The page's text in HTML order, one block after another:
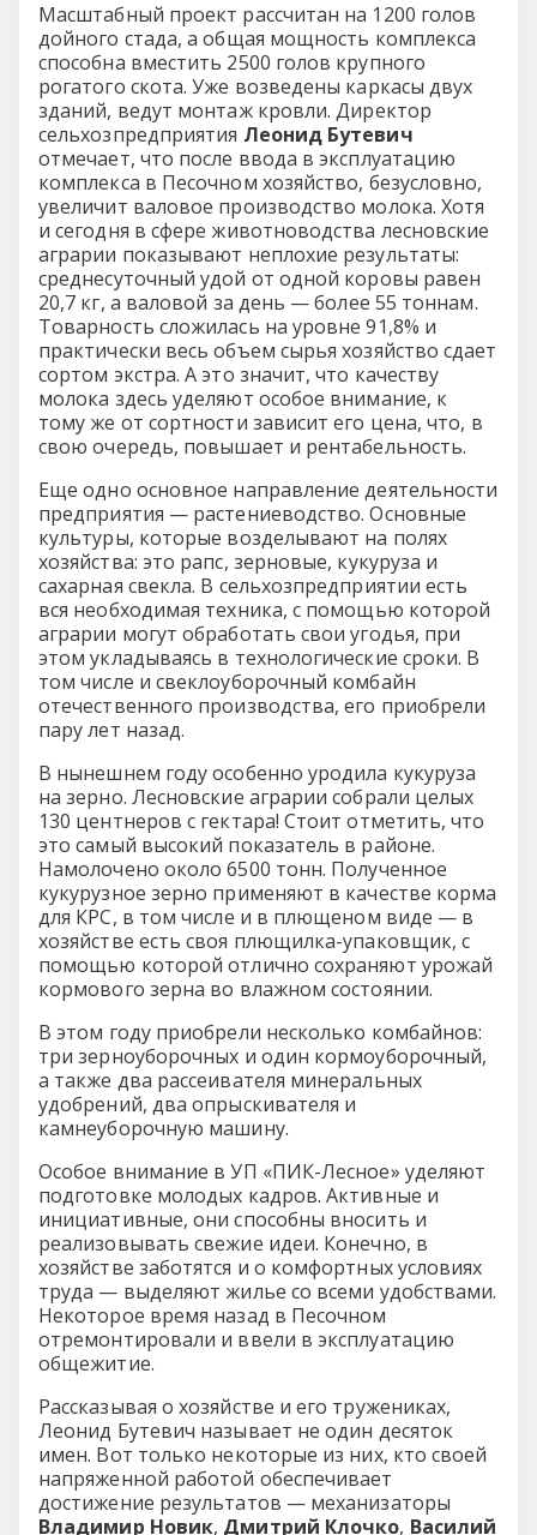
Масштабный проект рассчитан на 1200 голов
дойного стада, а общая мощность комплекса
способна вместить 2500 голов крупного
рогатого скота. Уже возведены каркасы двух
зданий, ведут монтаж кровли. Директор
сельхозпредприятия Леонид Бутевич
отмечает, что после ввода в эксплуатацию
комплекса в Песочном хозяйство, безусловно,
увеличит валовое производство молока. Хотя
и сегодня в сфере животноводства лесновские
аграрии показывают неплохие результаты:
среднесуточный удой от одной коровы равен
20,7 кг, а валовой за день — более 55 тоннам.
Товарность сложилась на уровне 91,8% и
практически весь объем сырья хозяйство сдает
сортом экстра. А это значит, что качеству
молока здесь уделяют особое внимание, к
тому же от сортности зависит его цена, что, в
свою очередь, повышает и рентабельность.
Еще одно основное направление деятельности
предприятия — растениеводство. Основные
культуры, которые возделывают на полях
хозяйства: это рапс, зерновые, кукуруза и
сахарная свекла. В сельхозпредприятии есть
вся необходимая техника, с помощью которой
аграрии могут обработать свои угодья, при
этом укладываясь в технологические сроки. В
том числе и свеклоуборочный комбайн
отечественного производства, его приобрели
пару лет назад.
В нынешнем году особенно уродила кукуруза
на зерно. Лесновские аграрии собрали целых
130 центнеров с гектара! Стоит отметить, что
это самый высокий показатель в районе.
Намолочено около 6500 тонн. Полученное
кукурузное зерно применяют в качестве корма
для КРС, в том числе и в плющеном виде — в
хозяйстве есть своя плющилка-упаковщик, с
помощью которой отлично сохраняют урожай
кормового зерна во влажном состоянии.
В этом году приобрели несколько комбайнов:
три зерноуборочных и один кормоуборочный,
а также два рассеивателя минеральных
удобрений, два опрыскивателя и
камнеуборочную машину.
Особое внимание в УП «ПИК-Лесное» уделяют
подготовке молодых кадров. Активные и
инициативные, они способны вносить и
реализовывать свежие идеи. Конечно, в
хозяйстве заботятся и о комфортных условиях
труда — выделяют жилье со всеми удобствами.
Некоторое время назад в Песочном
отремонтировали и ввели в эксплуатацию
общежитие.
Рассказывая о хозяйстве и его тружениках,
Леонид Бутевич называет не один десяток
имен. Вот только некоторые из них, кто своей
напряженной работой обеспечивает
достижение результатов — механизаторы
Владимир Новик, Дмитрий Клочко, Василий